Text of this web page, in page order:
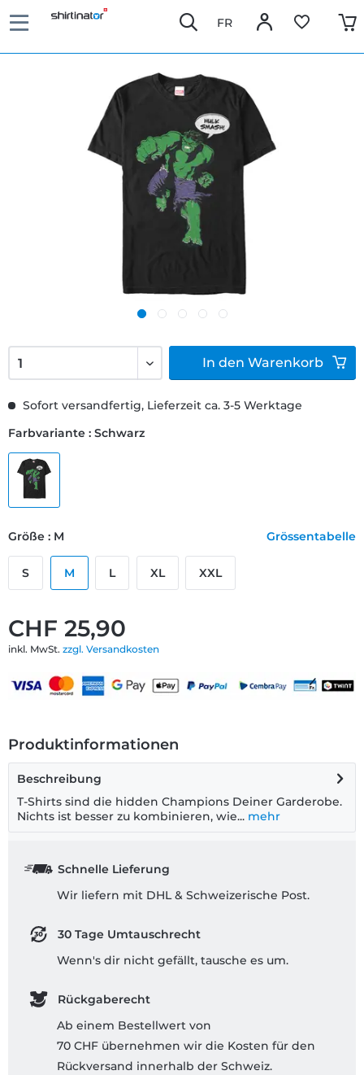
FR
CHF 25,90
inkl. MwSt. zzgl. Versandkosten
Sofort versandfertig, Lieferzeit ca. 3-5 Werktage
Farbvariante : Schwarz
Größe : M Grössentabelle
S M L XL XXL
In den Warenkorb
Produktinformationen
Beschreibung
T-Shirts sind die hidden Champions Deiner Garderobe.
Nichts ist besser zu kombinieren, wie... mehr
Schnelle Lieferung
Wir liefern mit DHL & Schweizerische Post.
30 Tage Umtauschrecht
Wenn's dir nicht gefällt, tausche es um.
Rückgaberecht
Ab einem Bestellwert von
70 CHF übernehmen wir die Kosten für den
Rückversand innerhalb der Schweiz.